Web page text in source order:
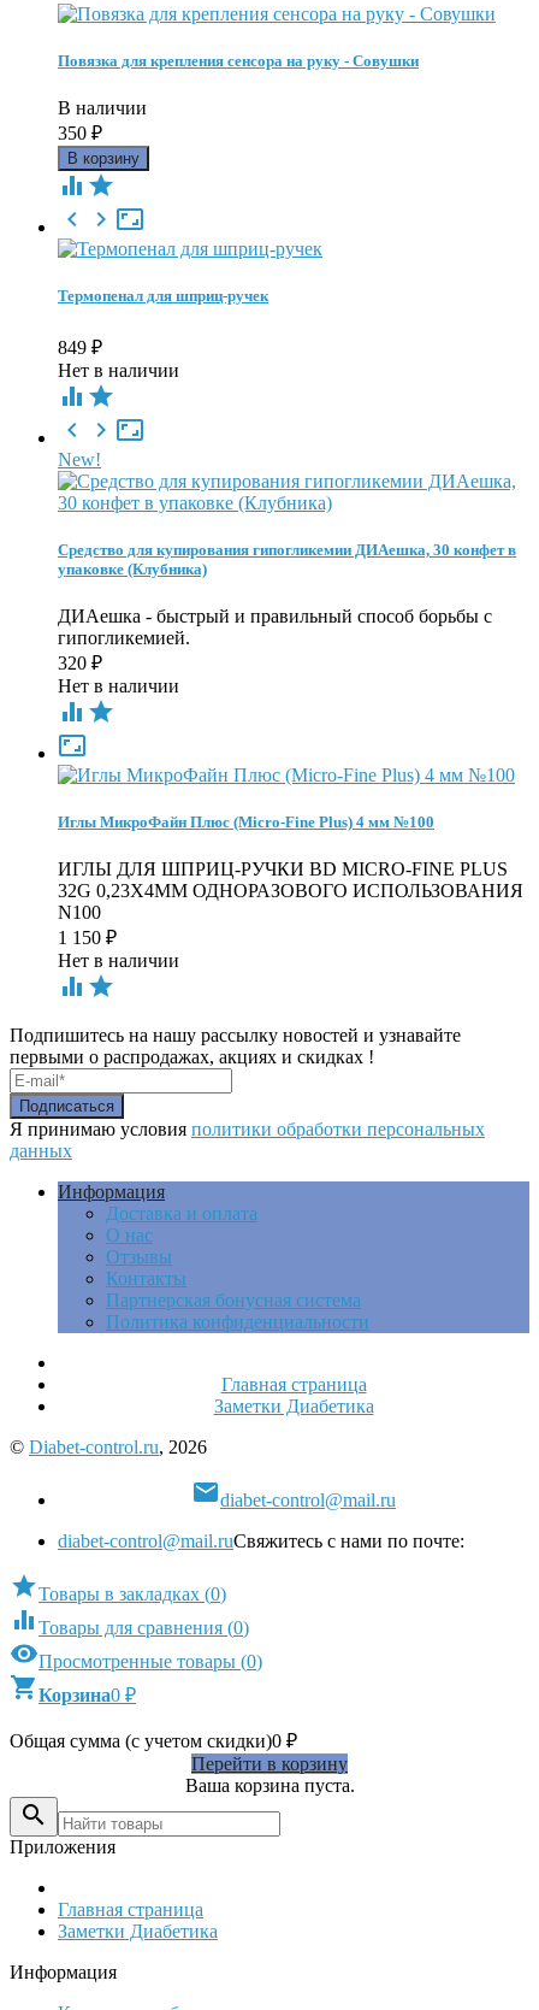
Повязка для крепления сенсора на руку - Совушки
В наличии
350 ₽
 

 
Термопенал для шприц-ручек
849 ₽
Нет в наличии
 

 
New!
Средство для купирования гипогликемии ДИАешка, 30 конфет в
упаковке (Клубника)
ДИАешка - быстрый и правильный способ борьбы с
гипогликемией.
320 ₽
Нет в наличии
 

Иглы МикроФайн Плюс (Micro-Fine Plus) 4 мм №100
ИГЛЫ ДЛЯ ШПРИЦ-РУЧКИ BD MICRO-FINE PLUS
32G 0,23Х4ММ ОДНОРАЗОВОГО ИСПОЛЬЗОВАНИЯ
N100
1 150 ₽
Нет в наличии
 
Подпишитесь на нашу рассылку новостей и узнавайте
первыми о распродажах, акциях и скидках !
Я принимаю условия политики обработки персональных
данных
Информация
Доставка и оплата
О нас
Отзывы
Контакты
Партнерская бонусная система
Политика конфиденциальности
Главная страница
Заметки Диабетика
© Diabet-control.ru, 2026
diabet-control@mail.ru
diabet-control@mail.ruСвяжитесь с нами по почте:
Товары в закладках (0)
 Товары для сравнения (0)
Просмотренные товары (0)
Корзина0 ₽
Общая сумма (с учетом скидки)0 ₽
Перейти в корзину
Ваша корзина пуста.

Приложения
Главная страница
Заметки Диабетика
Информация